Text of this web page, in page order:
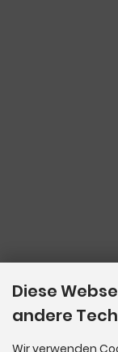
Diese
andere
Wir verwenden